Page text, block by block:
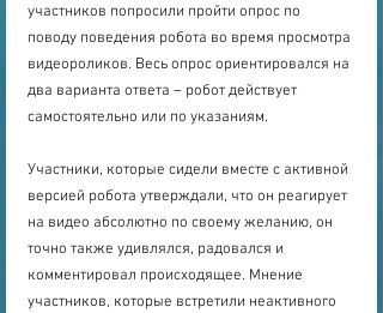
участников попросили пройти опрос по
поводу поведения робота во время просмотра
видеороликов. Весь опрос ориентировался на
два варианта ответа – робот действует
самостоятельно или по указаниям.
Участники, которые сидели вместе с активной
версией робота утверждали, что он реагирует
на видео абсолютно по своему желанию, он
точно также удивлялся, радовался и
комментировал происходящее. Мнение
участников, которые встретили неактивного